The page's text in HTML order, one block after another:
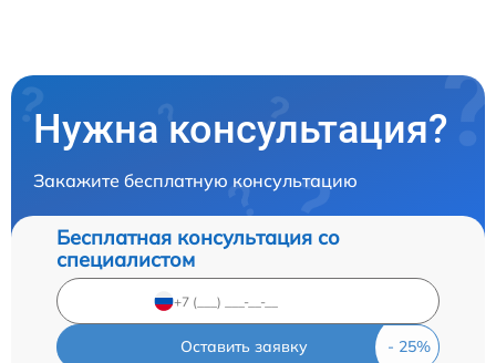
Нужна консультация?
Закажите бесплатную консультацию
Бесплатная консультация со
специалистом
Оставить заявку